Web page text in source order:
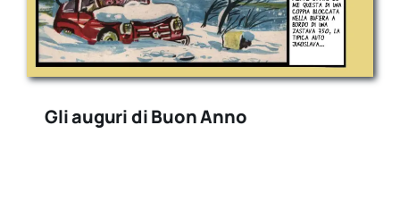
Gli auguri di Buon Anno